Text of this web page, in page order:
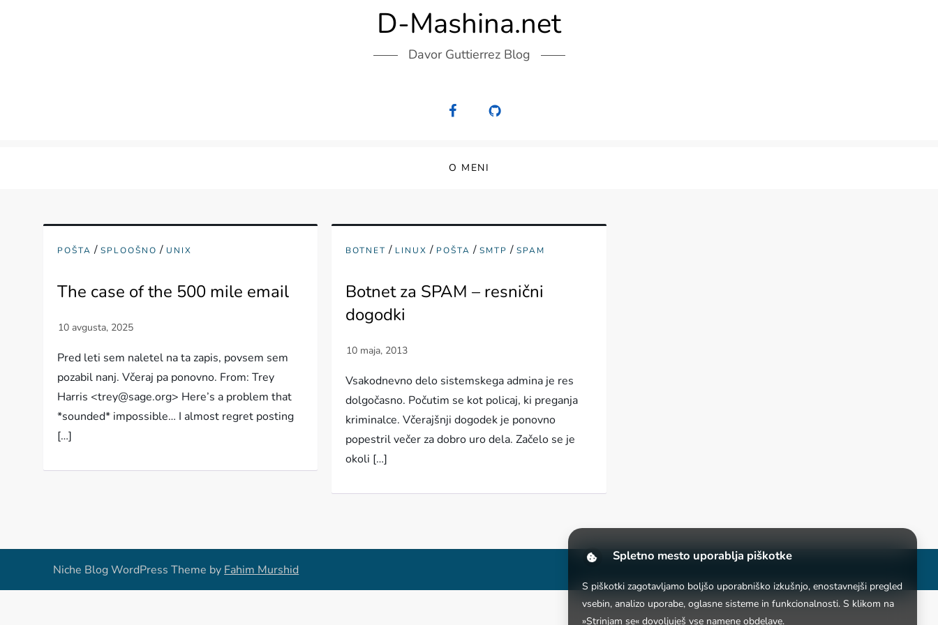
D-Mashina.net
Davor Guttierrez Blog
O MENI
POŠTA /SPLOOŠNO / UNIX
The case of the 500 mile email
Pred leti sem naletel na ta zapis, povsem sem
pozabil nanj. Včeraj pa ponovno. From: Trey
Harris <trey@sage.org> Here’s a problem that
*sounded* impossible… I almost regret posting
[…]
BOTNET / LINUX / POŠTA /SMTP /SPAM
Botnet za SPAM – resnični
dogodki
Vsakodnevno delo sistemskega admina je res
dolgočasno. Počutim se kot policaj, ki preganja
kriminalce. Včerajšnji dogodek je ponovno
popestril večer za dobro uro dela. Začelo se je
okoli […]
Niche Blog WordPress Theme by Fahim Murshid
Spletno mesto uporablja piškotke
S piškotki zagotavljamo boljšo uporabniško izkušnjo, enostavnejši pregled
vsebin, analizo uporabe, oglasne sisteme in funkcionalnosti. S klikom na
»Strinjam se« dovoljuješ vse namene obdelave.